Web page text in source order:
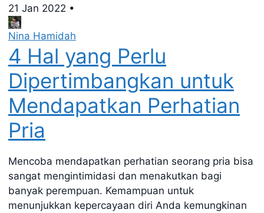
21 Jan 2022 •
Nina Hamidah
4 Hal yang Perlu
Dipertimbangkan untuk
Mendapatkan Perhatian
Pria
Mencoba mendapatkan perhatian seorang pria bisa
sangat mengintimidasi dan menakutkan bagi
banyak perempuan. Kemampuan untuk
menunjukkan kepercayaan diri Anda kemungkinan